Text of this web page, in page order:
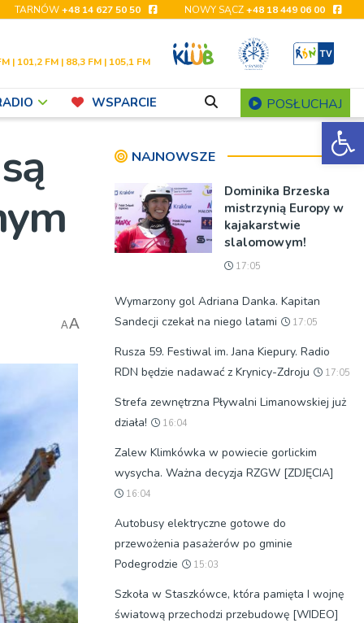
TARNÓW+48 14 627 50 50 NOWY SĄCZ+48 18 449 06 00
| 101,2 FM | 88,3 FM | 105,1 FM
WSPARCIE POSŁUCHAJ
AA
NAJNOWSZE
Dominika Brzeska
mistrzynią Europy w
kajakarstwie
slalomowym!
17:05
Wymarzony gol Adriana Danka. Kapitan
Sandecji czekał na niego latami
17:05
Rusza 59. Festiwal im. Jana Kiepury. Radio
RDN będzie nadawać z Krynicy-Zdroju
17:05
Strefa zewnętrzna Pływalni Limanowskiej już
działa!
16:04
Zalew Klimkówka w powiecie gorlickim
wysycha. Ważna decyzja RZGW [ZDJĘCIA]
16:04
Autobusy elektryczne gotowe do
przewożenia pasażerów po gminie
Podegrodzie
15:03
Szkoła w Staszkówce, która pamięta I wojnę
światową przechodzi przebudowę [WIDEO]